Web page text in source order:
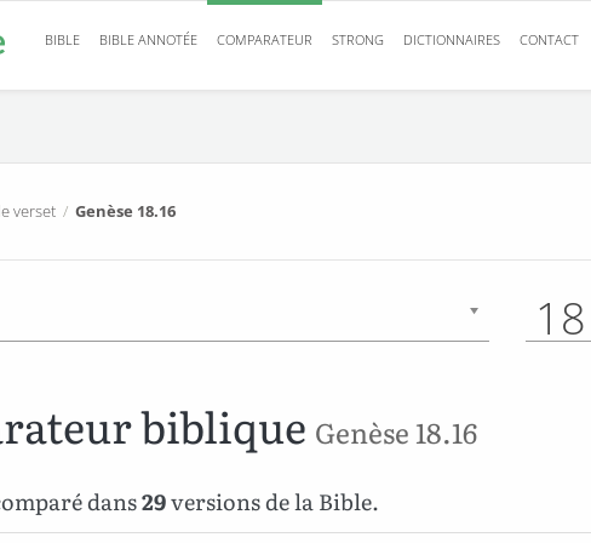
BIBLE BIBLE ANNOTÉE COMPARATEUR STRONG DICTIONNAIRES CONTACT
verset / Genèse 18.16
18
biblique Genèse 18.16
dans29versions de la Bible.